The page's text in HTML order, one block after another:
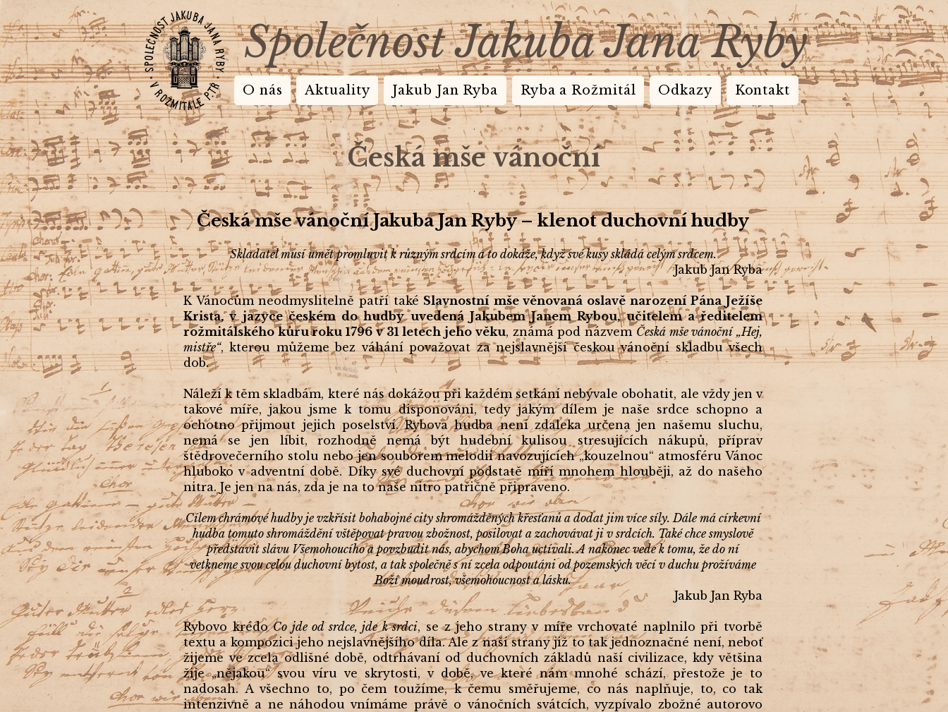
Společnost Jakuba Jana Ryby
O nás Aktuality Jakub Jan Ryba Ryba a Rožmitál Odkazy Kontakt
.
Česká mše vánoční
.
Česká mše vánoční Jakuba Jan Ryby – klenot duchovní hudby
Skladatel musí umět promluvit k různým srdcím a to dokáže, když své kusy skládá celým srdcem.
Jakub Jan Ryba
K Vánocům neodmyslitelně patří také Slavnostní mše věnovaná oslavě narození Pána Ježíše
Krista, v jazyce českém do hudby uvedená Jakubem Janem Rybou, učitelem a ředitelem
rožmitálského kůru roku 1796 v 31 letech jeho věku, známá pod názvem Česká mše vánoční „Hej,
mistře“, kterou můžeme bez váhání považovat za nejslavnější českou vánoční skladbu všech
dob.
Náleží k těm skladbám, které nás dokážou při každém setkání nebývale obohatit, ale vždy jen v
takové míře, jakou jsme k tomu disponováni, tedy jakým dílem je naše srdce schopno a
ochotno přijmout jejich poselství. Rybova hudba není zdaleka určena jen našemu sluchu,
nemá se jen líbit, rozhodně nemá být hudební kulisou stresujících nákupů, příprav
štědrovečerního stolu nebo jen souborem melodií navozujících „kouzelnou“ atmosféru Vánoc
hluboko v adventní době. Díky své duchovní podstatě míří mnohem hlouběji, až do našeho
nitra. Je jen na nás, zda je na to naše nitro patřičně připraveno.
Cílem chrámové hudby je vzkřísit bohabojné city shromážděných křesťanů a dodat jim více síly. Dále má církevní
hudba tomuto shromáždění vštěpovat pravou zbožnost, posilovat a zachovávat ji v srdcích. Také chce smyslově
představit slávu Všemohoucího a povzbudit nás, abychom Boha uctívali. A nakonec vede k tomu, že do ní
vetkneme svou celou duchovní bytost, a tak společně s ní zcela odpoutáni od pozemských věcí v duchu prožíváme
Boží moudrost, všemohoucnost a lásku.
Jakub Jan Ryba
Rybovo krédoCo jde od srdce, jde k srdci, se z jeho strany v míře vrchovaté naplnilo při tvorbě
textu a kompozici jeho nejslavnějšího díla. Ale z naší strany již to tak jednoznačné není, neboť
žijeme ve zcela odlišné době, odtrhávaní od duchovních základů naší civilizace, kdy většina
žije „nějakou“ svou víru ve skrytosti, v době, ve které nám mnohé schází, přestože je to
nadosah. A všechno to, po čem toužíme, k čemu směřujeme, co nás naplňuje, to, co tak
intenzivně a ne náhodou vnímáme právě o vánočních svátcích, vyzpívalo zbožné autorovo